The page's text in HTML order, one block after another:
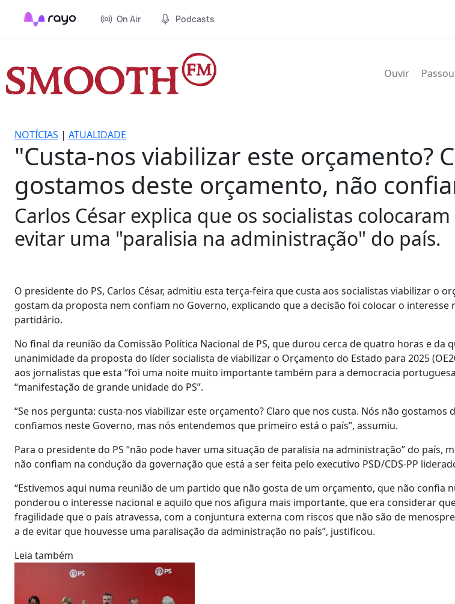
On Air Podcasts
Ouvir Passou
NOTÍCIAS | ATUALIDADE
"Custa-nos viabilizar este orçamento?
gostamos deste orçamento, não
Carlos César explica que os socialistas
evitar uma "paralisia na administração" do país.
O presidente do PS, Carlos César, admitiu esta terça-feira que custa aos socialistas viabilizar o
gostam da proposta nem confiam no Governo, explicando que a decisão foi colocar o interesse
partidário.
No final da reunião da Comissão Política Nacional de PS, que durou cerca de quatro horas e da
unanimidade da proposta do líder socialista de viabilizar o Orçamento do Estado para 2025
aos jornalistas que esta “foi uma noite muito importante também para a democracia
“manifestação de grande unidade do PS”.
“Se nos pergunta: custa-nos viabilizar este orçamento? Claro que nos custa. Nós não gostamos
confiamos neste Governo, mas nós entendemos que primeiro está o país”, assumiu.
Para o presidente do PS “não pode haver uma situação de paralisia na administração” do país,
não confiam na condução da governação que está a ser feita pelo executivo PSD/CDS-PP
“Estivemos aqui numa reunião de um partido que não gosta de um orçamento, que não confia
ponderou o interesse nacional e aquilo que nos afigura mais importante, que era considerar
fragilidade que o país atravessa, com a conjuntura externa com riscos que não são de
a de evitar que houvesse uma paralisação da administração no país”, justificou.
Leia também